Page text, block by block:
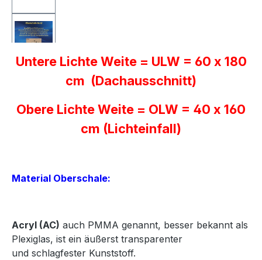
Untere Lichte Weite = ULW = 60 x 180
cm (Dachausschnitt)
Obere Lichte Weite = OLW = 40 x 160
cm (Lichteinfall)
Material Oberschale:
Acryl (AC) auch PMMA genannt, besser bekannt als
Plexiglas, ist ein äußerst transparenter
und schlagfester Kunststoff.